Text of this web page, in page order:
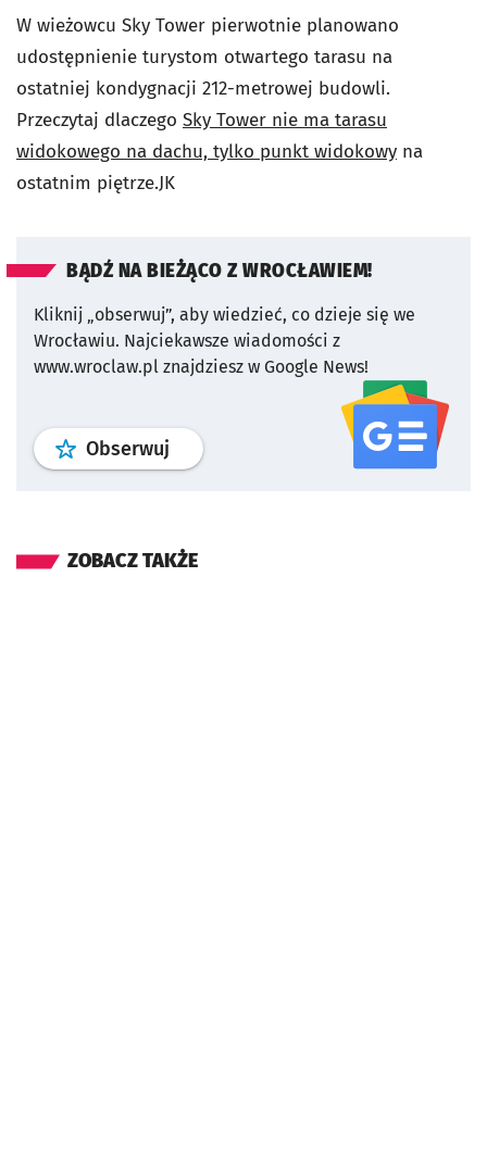
W wieżowcu Sky Tower pierwotnie planowano
udostępnienie turystom otwartego tarasu na
ostatniej kondygnacji 212-metrowej budowli.
Przeczytaj dlaczego Sky Tower nie ma tarasu
widokowego na dachu, tylko punkt widokowy na
ostatnim piętrze.JK
BĄDŹ NA BIEŻĄCO Z WROCŁAWIEM!
Kliknij „obserwuj”, aby wiedzieć, co dzieje się we
Wrocławiu. Najciekawsze wiadomości z
www.wroclaw.pl znajdziesz w Google News!
Obserwuj profil serwisu
ZOBACZ TAKŻE